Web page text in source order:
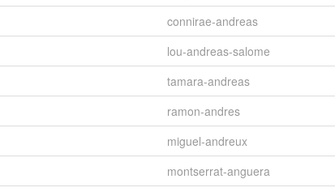
connirae-andreas
lou-andreas-salome
tamara-andreas
ramon-andres
miguel-andreux
montserrat-anguera